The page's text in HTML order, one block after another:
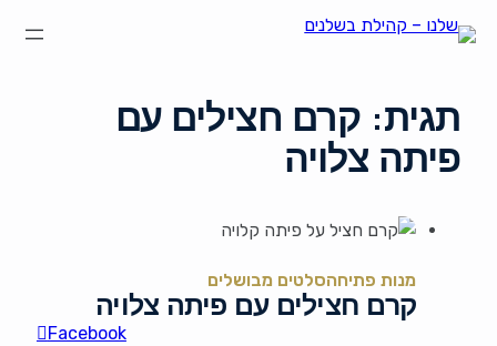
תגית: קרם חצילים עם
פיתה צלויה
מנות פתיחהסלטים מבושלים
קרם חצילים עם פיתה צלויה
Facebook